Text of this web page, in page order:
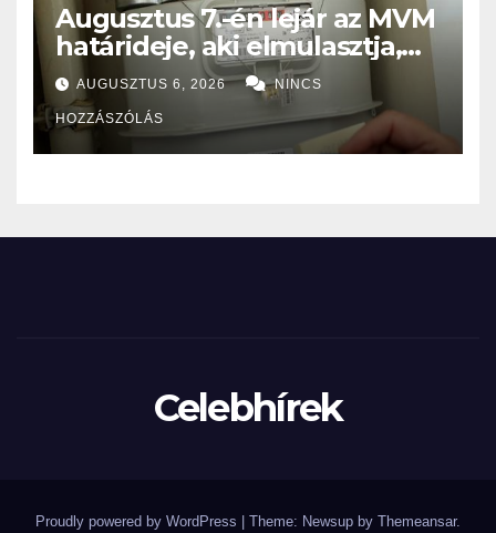
Augusztus 7.-én lejár az MVM
határideje, aki elmulasztja,
nagy bajba kerülhet!
AUGUSZTUS 6, 2026 NINCS
HOZZÁSZÓLÁS
Celebhírek
Proudly powered by WordPress Theme: Newsup by Themeansar.